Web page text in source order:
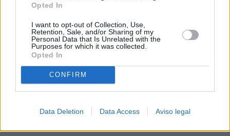
Opted In
I want to opt-out of Collection, Use,
Retention, Sale, and/or Sharing of my
Personal Data that Is Unrelated with the
Purposes for which it was collected.
Opted In
CONFIRM
Data Deletion Data Access Aviso legal